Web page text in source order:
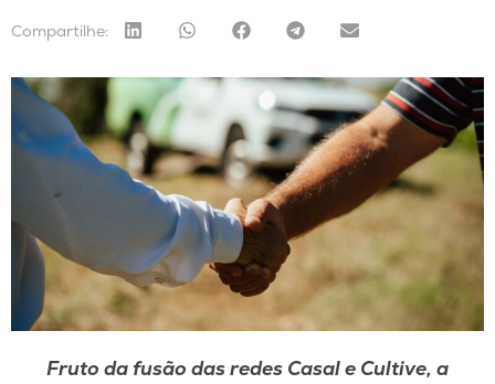
Compartilhe:
Fruto da fusão das redes Casal e Cultive, a